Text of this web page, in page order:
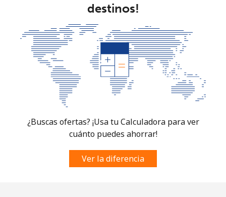
destinos!
¿Buscas ofertas? ¡Usa tu Calculadora para ver
cuánto puedes ahorrar!
Ver la diferencia